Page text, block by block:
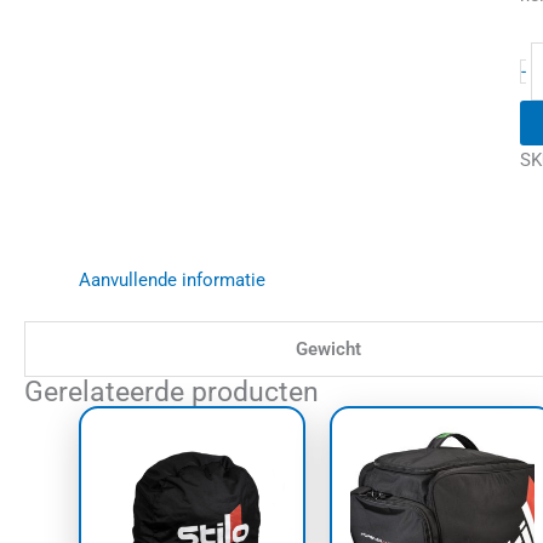
-
Aanvullende informatie
Gewicht
Gerelateerde producten